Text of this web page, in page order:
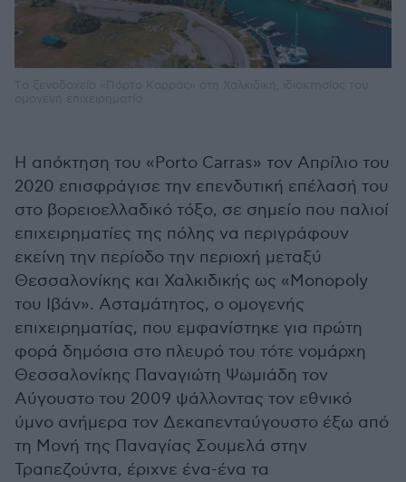
Η απόκτηση του «Porto Carras» τον Απρίλιο του
2020 επισφράγισε την επενδυτική επέλασή του
στο βορειοελλαδικό τόξο, σε σημείο που παλιοί
επιχειρηματίες της πόλης να περιγράφουν
εκείνη την περίοδο την περιοχή μεταξύ
Θεσσαλονίκης και Χαλκιδικής ως «Monopoly
του Ιβάν». Ασταμάτητος, ο ομογενής
επιχειρηματίας, που εμφανίστηκε για πρώτη
φορά δημόσια στο πλευρό του τότε νομάρχη
Θεσσαλονίκης Παναγιώτη Ψωμιάδη τον
Αύγουστο του 2009 ψάλλοντας τον εθνικό
ύμνο ανήμερα τον Δεκαπενταύγουστο έξω από
τη Μονή της Παναγίας Σουμελά στην
Τραπεζούντα, έριχνε ένα-ένα τα